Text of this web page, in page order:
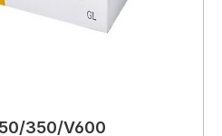
350/V600